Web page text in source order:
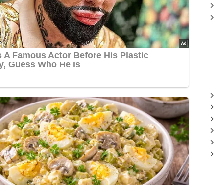
du die Mengen einfach anpassen – je mehr, desto